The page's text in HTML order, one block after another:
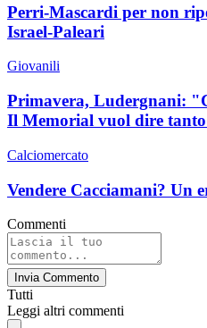
Perri-Mascardi per non
Israel-Paleari
Giovanili
Primavera, Ludergnani:
Il Memorial vuol dire
Calciomercato
Vendere Cacciamani? Un
Commenti
Invia Commento
Tutti
Leggi altri commenti